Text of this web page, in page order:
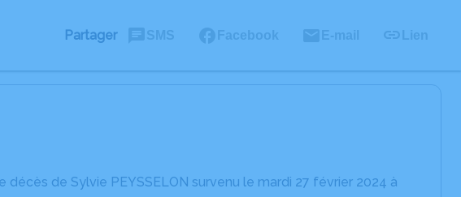
Partager
de Sylvie PEYSSELON survenu le mardi 27 février 2024 à